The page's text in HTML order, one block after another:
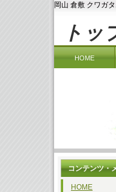
岡山 倉敷 クワガ
トッ
HOME
コンテンツ・
HOME